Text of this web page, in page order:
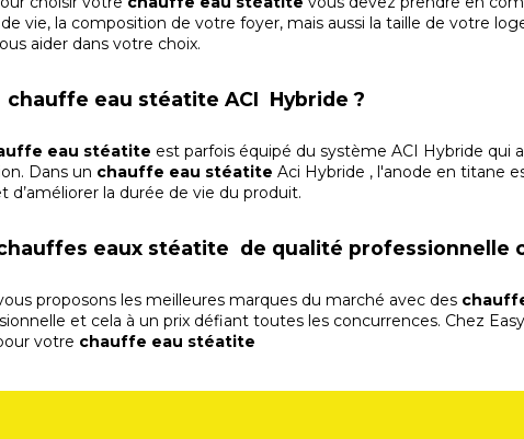
vie, la composition de votre foyer, mais aussi la taille de votre
aider dans votre choix.
chauffe eau stéatite ACI Hybride ?
eau stéatite est parfois équipé du système ACI Hybride qui
Dans un chauffe eau stéatite Aci Hybride , l'anode en titane
d’améliorer la durée de vie du produit.
eaux stéatite de qualité professionnelle
proposons les meilleures marques du marché avec des
et cela à un prix défiant toutes les concurrences. Chez
votre chauffe eau stéatite